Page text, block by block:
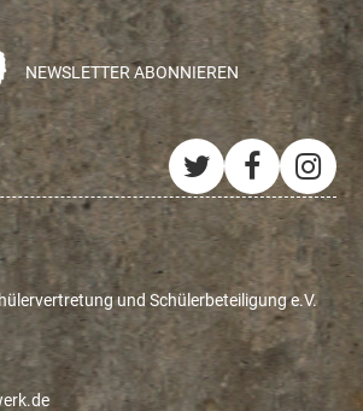
NEWSLETTER ABONNIEREN
Twitter
und Schülerbeteiligung e.V.